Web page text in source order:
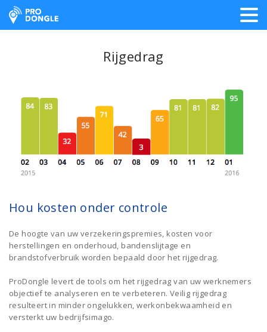
ProDongle Track & Trace
Rijgedrag
Hou kosten onder controle
De hoogte van uw verzekeringspremies, kosten voor
herstellingen en onderhoud, bandenslijtage en
brandstofverbruik worden bepaald door het rijgedrag.
ProDongle levert de tools om het rijgedrag van uw werknemers
objectief te analyseren en te verbeteren. Veilig rijgedrag
resulteert in minder ongelukken, werkonbekwaamheid en
versterkt uw bedrijfsimago.